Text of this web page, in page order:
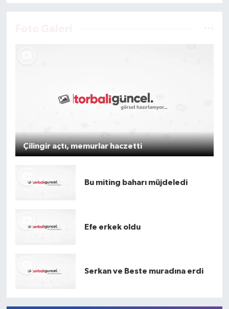
Çilingir açtı, memurlar haczetti
Bu miting baharı müjdeledi
Efe erkek oldu
Serkan ve Beste muradına erdi